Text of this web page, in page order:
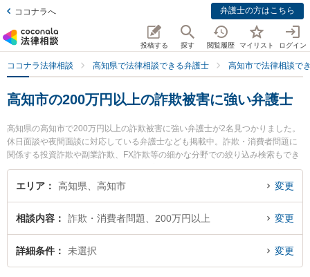
ココナラへ 弁護士の方はこちら
投稿する 探す 閲覧履歴 マイリスト ログイン
ココナラ法律相談 高知県で法律相談できる弁護士 高知市で法律相談で
高知市の200万円以上の詐欺被害に強い弁護士
高知県の高知市で200万円以上の詐欺被害に強い弁護士が2名見つかりました。
休日面談や夜間面談に対応している弁護士なども掲載中。詐欺・消費者問題に
関係する投資詐欺や副業詐欺、FX詐欺等の細かな分野での絞り込み検索もでき
便利です。特に御座法律事務所の久保 宜弘弁護士ややいろ法律事務所の市川 耕
士弁護士のプロフィール情報や弁護士費用、強みなどが注目されています。
な近くの弁護士を検索したい』『初回相談無料で200万円以上の詐欺被害を法
律相談できる高知市内の弁護士に相談予約したい』などでお困りの相談者さん
におすすめです。
エリア 高知県、高知市 変更
相談内容 詐欺・消費者問題、200万円以上 変更
詳細条件 未選択 変更